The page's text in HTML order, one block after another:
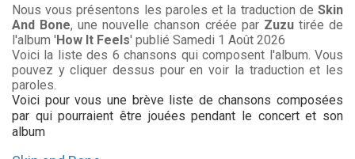
Nous vous présentons les paroles et la traduction de Skin
And Bone, une nouvelle chanson créée par Zuzutirée de
l'album 'How It Feels' publié Samedi 1 Août 2026
Voici la liste des 6 chansons qui composent l'album. Vous
pouvez y cliquer dessus pour en voir la traduction et les
paroles.
Voici pour vous une brève liste de chansons composées
par qui pourraient être jouées pendant le concert et son
album